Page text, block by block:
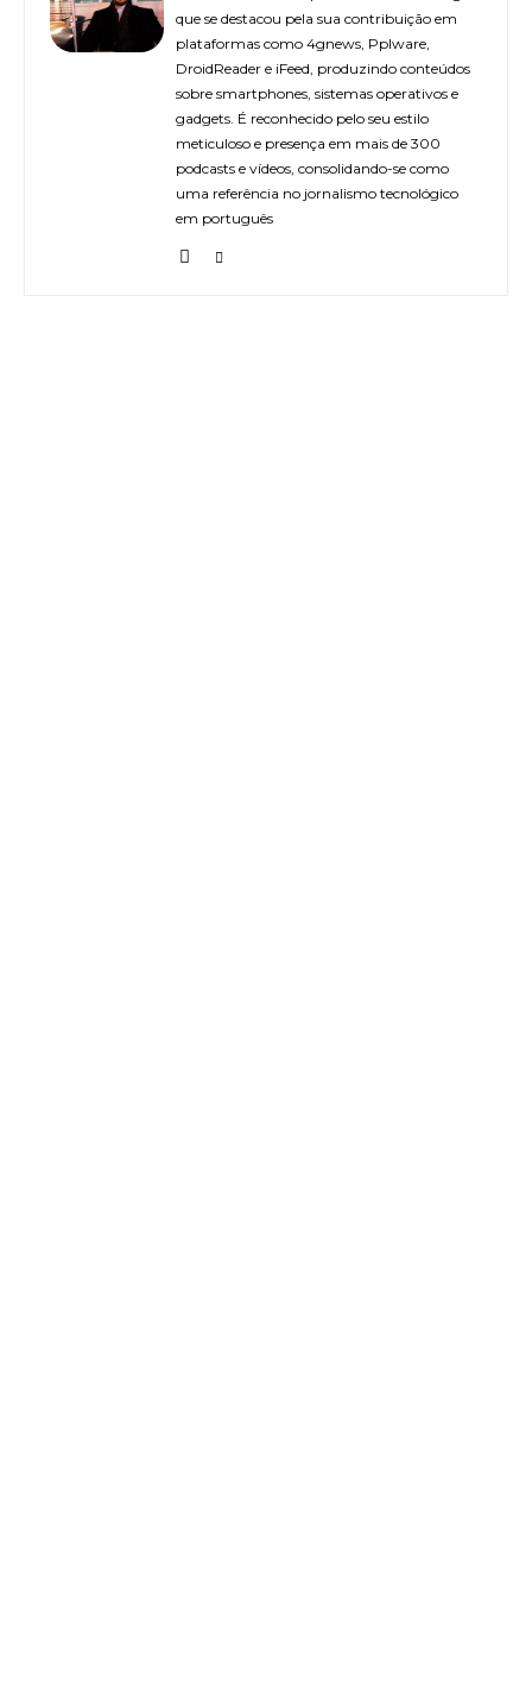
que se destacou pela sua contribuição em
plataformas como 4gnews, Pplware,
DroidReader e iFeed, produzindo conteúdos
sobre smartphones, sistemas operativos e
gadgets. É reconhecido pelo seu estilo
meticuloso e presença em mais de 300
podcasts e vídeos, consolidando-se como
uma referência no jornalismo tecnológico
em português